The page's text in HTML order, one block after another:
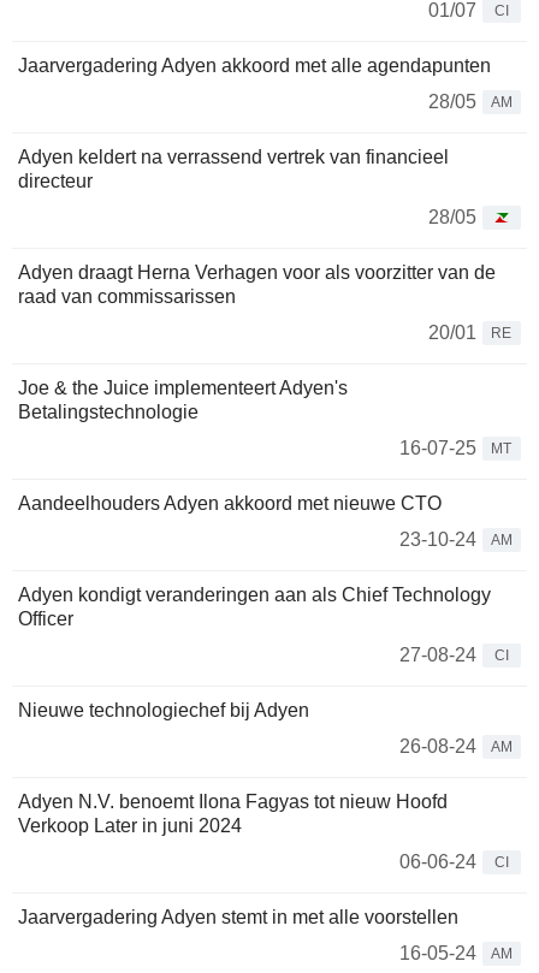
01/07
CI
Jaarvergadering Adyen akkoord met alle agendapunten
28/05
AM
Adyen keldert na verrassend vertrek van financieel
directeur
28/05
Adyen draagt Herna Verhagen voor als voorzitter van de
raad van commissarissen
20/01
RE
Joe & the Juice implementeert Adyen's
Betalingstechnologie
16-07-25
MT
Aandeelhouders Adyen akkoord met nieuwe CTO
23-10-24
AM
Adyen kondigt veranderingen aan als Chief Technology
Officer
27-08-24
CI
Nieuwe technologiechef bij Adyen
26-08-24
AM
Adyen N.V. benoemt Ilona Fagyas tot nieuw Hoofd
Verkoop Later in juni 2024
06-06-24
CI
Jaarvergadering Adyen stemt in met alle voorstellen
16-05-24
AM